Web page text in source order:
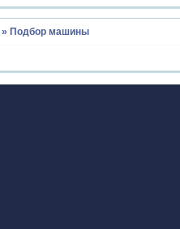
» Подбор машины